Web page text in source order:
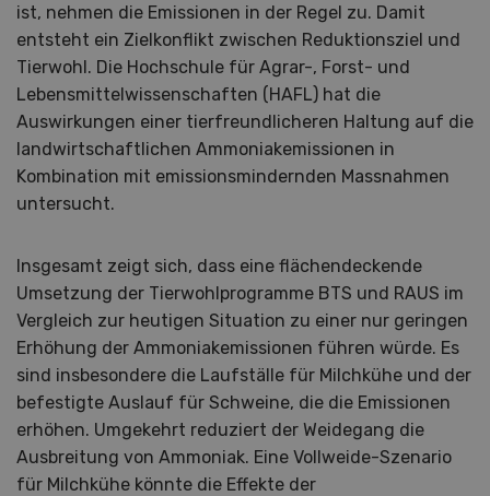
ist, nehmen die Emissionen in der Regel zu. Damit
entsteht ein Zielkonflikt zwischen Reduktionsziel und
Tierwohl. Die Hochschule für Agrar-, Forst- und
Lebensmittelwissenschaften (HAFL) hat die
Auswirkungen einer tierfreundlicheren Haltung auf die
landwirtschaftlichen Ammoniakemissionen in
Kombination mit emissionsmindernden Massnahmen
untersucht.
Insgesamt zeigt sich, dass eine flächendeckende
Umsetzung der Tierwohlprogramme BTS und RAUS im
Vergleich zur heutigen Situation zu einer nur geringen
Erhöhung der Ammoniakemissionen führen würde. Es
sind insbesondere die Laufställe für Milchkühe und der
befestigte Auslauf für Schweine, die die Emissionen
erhöhen. Umgekehrt reduziert der Weidegang die
Ausbreitung von Ammoniak. Eine Vollweide-Szenario
für Milchkühe könnte die Effekte der